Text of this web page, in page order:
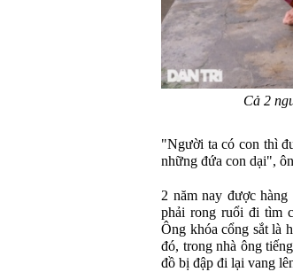
Cả 2
"Người ta có con thì
những đứa con dại",
2 năm nay được
phải rong ruổi đi tìm
Ông khóa cổng sắt là
đó, trong nhà ông
đồ bị đập đi lại vang